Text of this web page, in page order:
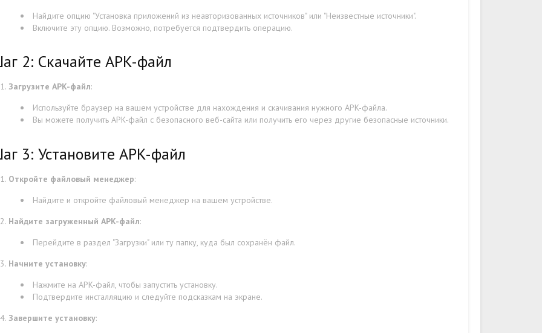
Найдите опцию "Установка приложений из неавторизованных источников" или "Неизвестные источники".
Включите эту опцию. Возможно, потребуется подтвердить операцию.
2: Скачайте APK-файл
Загрузите APK-файл:
Используйте браузер на вашем устройстве для нахождения и скачивания нужного APK-файла.
Вы можете получить APK-файл с безопасного веб-сайта или получить его через другие безопасные источники.
3: Установите APK-файл
Откройте файловый менеджер:
Найдите и откройте файловый менеджер на вашем устройстве.
Найдите загруженный APK-файл:
Перейдите в раздел "Загрузки" или ту папку, куда был сохранён файл.
Начните установку:
Нажмите на APK-файл, чтобы запустить установку.
Подтвердите инсталляцию и следуйте подсказкам на экране.
Завершите установку: